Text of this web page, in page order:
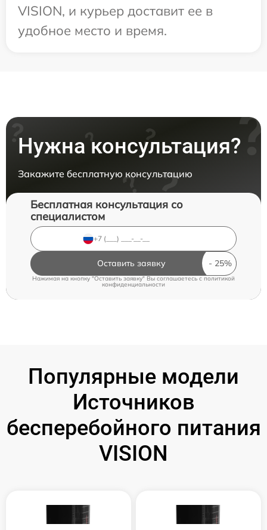
VISION, и курьер доставит ее в
удобное место и время.
Нужна консультация?
Закажите бесплатную консультацию
Бесплатная консультация со
специалистом
Оставить заявку
Нажимая на кнопку "Оставить заявку" Вы соглашаетесь cполитикой
конфиденциальности
Популярные модели
Источников
бесперебойного питания
VISION